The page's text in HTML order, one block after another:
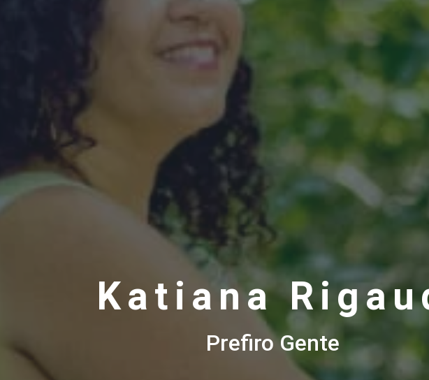
Katiana
Prefiro Gente